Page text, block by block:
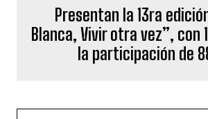
Presentan la 13ra
Blanca, Vivir otra vez”, con
la participación de